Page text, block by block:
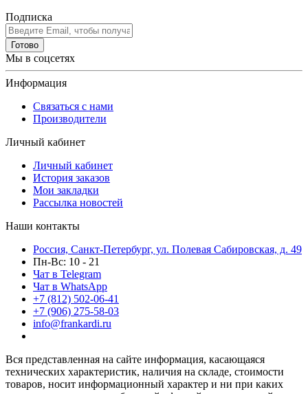
Подписка
Готово
Мы в соцсетях
Информация
Связаться с нами
Производители
Личный кабинет
Личный кабинет
История заказов
Мои закладки
Рассылка новостей
Наши контакты
Россия, Санкт-Петербург, ул. Полевая Сабировская, д. 49
Пн-Вс: 10 - 21
Чат в Telegram
Чат в WhatsApp
+7 (812) 502-06-41
+7 (906) 275-58-03
info@frankardi.ru
Вся представленная на сайте информация, касающаяся
технических характеристик, наличия на складе, стоимости
товаров, носит информационный характер и ни при каких